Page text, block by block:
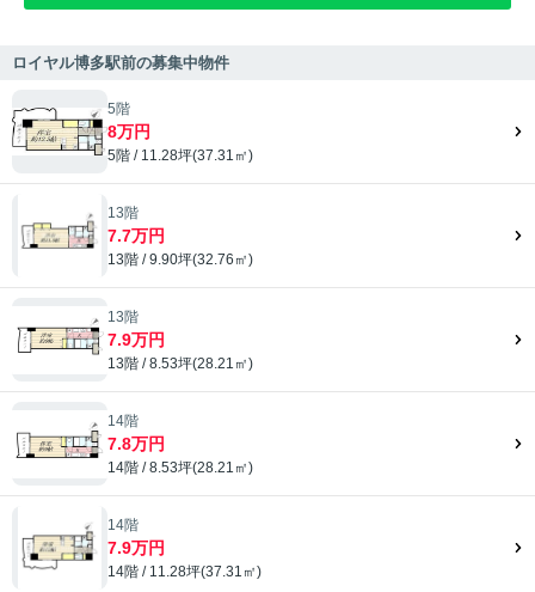
ロイヤル博多駅前の募集中物件
5階
8万円
5階 / 11.28坪(37.31㎡)
13階
7.7万円
13階 / 9.90坪(32.76㎡)
13階
7.9万円
13階 / 8.53坪(28.21㎡)
14階
7.8万円
14階 / 8.53坪(28.21㎡)
14階
7.9万円
14階 / 11.28坪(37.31㎡)